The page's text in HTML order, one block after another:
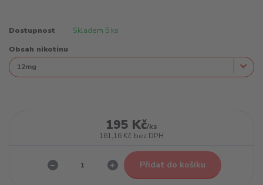
Dostupnost Skladem 5 ks
Obsah nikotinu
195 Kč/ks
161,16 Kč bez DPH
Přidat do košíku